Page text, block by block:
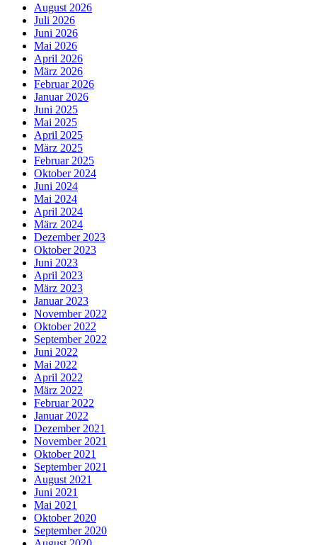
August 2026
Juli 2026
Juni 2026
Mai 2026
April 2026
März 2026
Februar 2026
Januar 2026
Juni 2025
Mai 2025
April 2025
März 2025
Februar 2025
Oktober 2024
Juni 2024
Mai 2024
April 2024
März 2024
Dezember 2023
Oktober 2023
Juni 2023
April 2023
März 2023
Januar 2023
November 2022
Oktober 2022
September 2022
Juni 2022
Mai 2022
April 2022
März 2022
Februar 2022
Januar 2022
Dezember 2021
November 2021
Oktober 2021
September 2021
August 2021
Juni 2021
Mai 2021
Oktober 2020
September 2020